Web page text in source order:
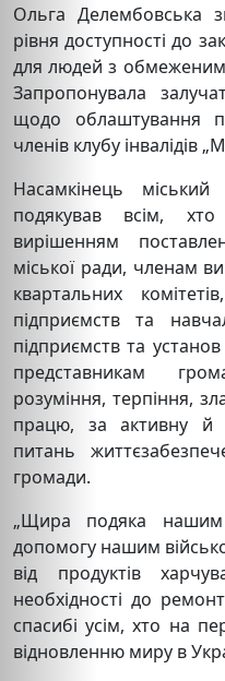
Ольга Делембовська
рівня доступності до
для людей з
Запропонувала
щодо облаштування
членів клубу інвалідів
Насамкінець
подякував всім,
вирішенням
міської ради, членам
квартальних
підприємств та
підприємств та
представникам
розуміння, терпіння,
працю, за активну й
питань
громади.
„Щира подяка нашим
допомогу нашим
від продуктів
необхідності до
спасибі усім, хто на
відновленню миру в